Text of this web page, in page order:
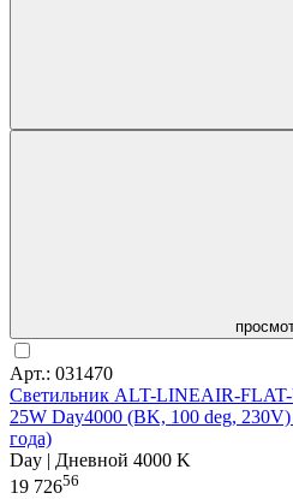
Арт.: 031470
Светильник ALT-LINEAIR-
25W Day4000 (BK, 100 deg,
года)
Day | Дневной 4000 K
19 72656